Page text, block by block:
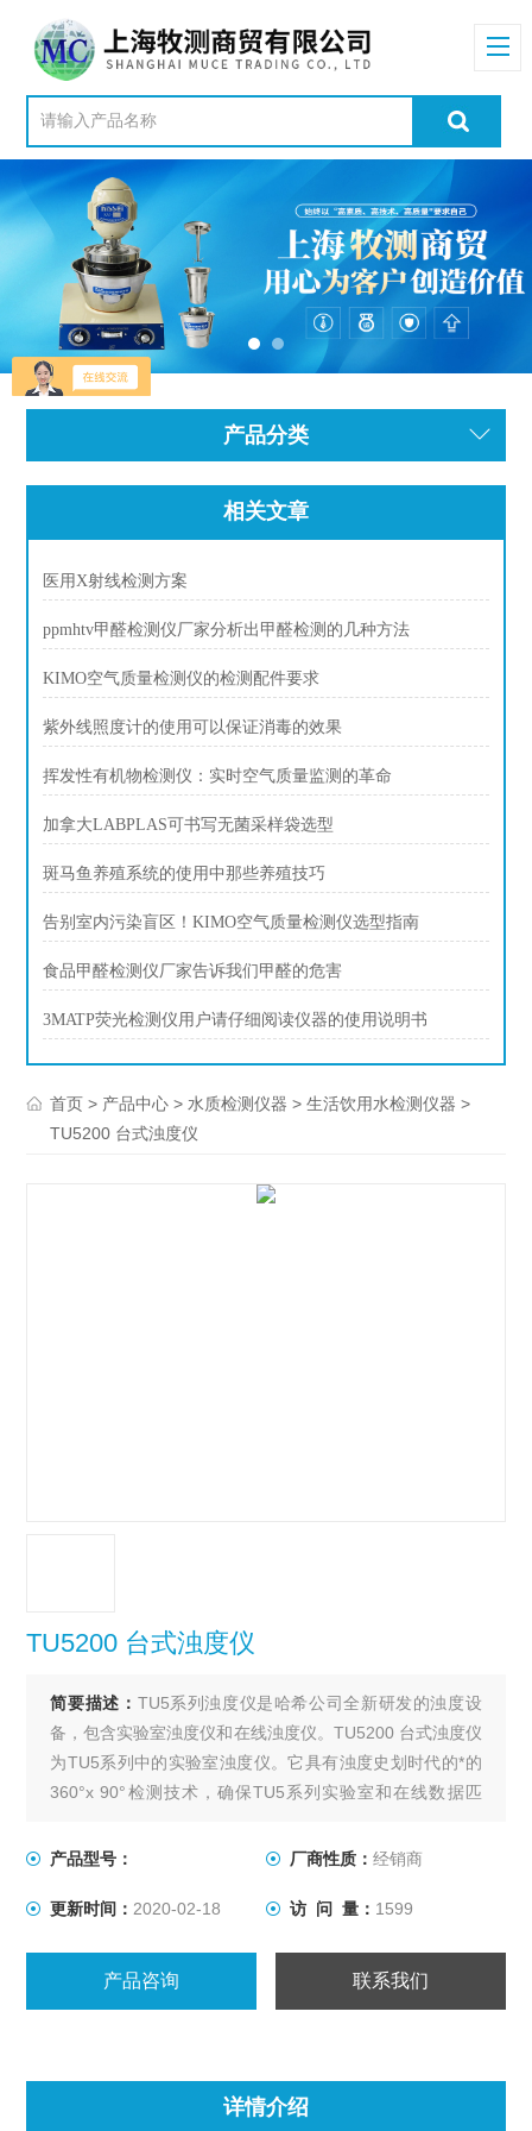
产品分类
相关文章
医用X射线检测方案
ppmhtv甲醛检测仪厂家分析出甲醛检测的几种方法
KIMO空气质量检测仪的检测配件要求
紫外线照度计的使用可以保证消毒的效果
挥发性有机物检测仪：实时空气质量监测的革命
加拿大LABPLAS可书写无菌采样袋选型
斑马鱼养殖系统的使用中那些养殖技巧
告别室内污染盲区！KIMO空气质量检测仪选型指南
食品甲醛检测仪厂家告诉我们甲醛的危害
3MATP荧光检测仪用户请仔细阅读仪器的使用说明书
首页 > 产品中心 > 水质检测仪器 >生活饮用水检测仪器 >
TU5200 台式浊度仪
TU5200 台式浊度仪
简要描述： TU5系列浊度仪是哈希公司全新研发的浊度设
备，包含实验室浊度仪和在线浊度仪。TU5200 台式浊度仪
为TU5系列中的实验室浊度仪。它具有浊度史划时代的*的
360°x 90°检测技术，确保TU5系列实验室和在线数据匹
产品型号：
厂商性质： 经销商
更新时间： 2020-02-18 访 问 量： 1599
产品咨询 联系我们
详情介绍